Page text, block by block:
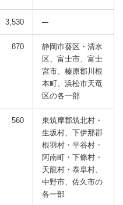
3,530
870
静岡市葵区・清水
区、富士市、富士
宮市、 榛原郡川根
本町、浜松市天竜
区の各一部
560
東筑摩郡筑北村・
生坂村、下伊那郡
根羽村・平谷村・
阿南町・下條村・
天龍村・泰阜村、
中野市、佐久市の
各一部